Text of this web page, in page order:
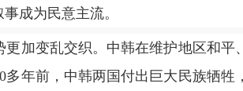
成为民意主流。
变乱交织。中韩在维护地区和平
年前，中韩两国付出巨大民族牺